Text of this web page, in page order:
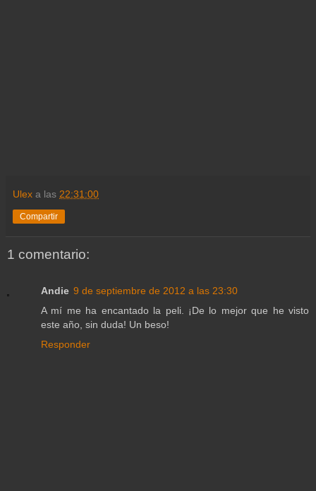
Ulex a las 22:31:00
Compartir
1 comentario:
Andie 9 de septiembre de 2012 a las 23:30
A mí me ha encantado la peli. ¡De lo mejor que he visto
este año, sin duda! Un beso!
Responder